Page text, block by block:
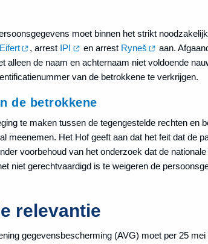
moet binnen het strikt
, arrest IPI en arrest Ryneš
aan.
alleen de naam en achternaam niet voldoende
van de betrokkene te verkrijgen.
de betrokkene
te maken tussen de tegengestelde rechten en
meenemen. Het Hof geeft aan dat het feit dat de
voorbehoud van het onderzoek dat de
niet gerechtvaardigd is te weigeren de
relevantie
gegevensbescherming (AVG) moet per 25